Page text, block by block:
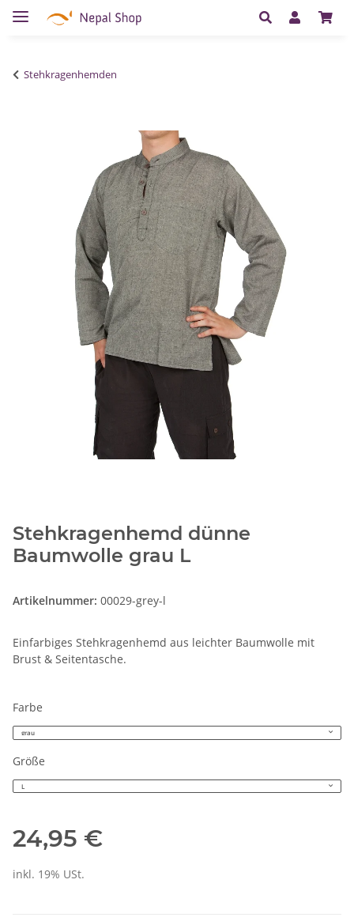
Stehkragenhemden
Stehkragenhemd dünne
Baumwolle grau L
Artikelnummer: 00029-grey-l
Einfarbiges Stehkragenhemd aus leichter Baumwolle mit
Brust & Seitentasche.
Farbe
grau
Größe
L
24,95 €
inkl. 19% USt.